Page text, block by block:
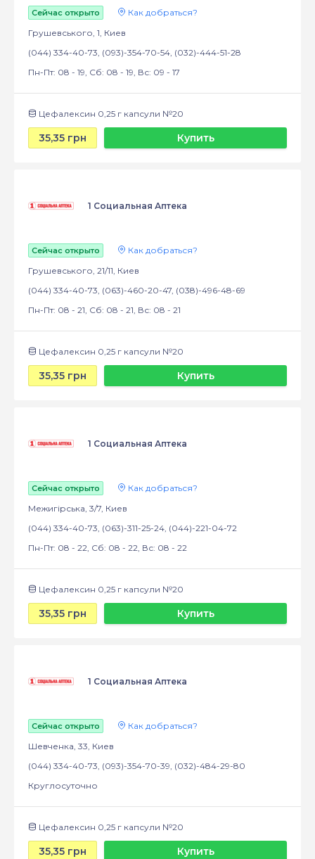
Сейчас открыто
Как добраться?
Грушевського, 1, Киев
(044) 334-40-73, (093)-354-70-54, (032)-444-51-28
Пн-Пт: 08 - 19, Сб: 08 - 19, Вс: 09 - 17
Цефалексин 0,25 г капсули №20
35,35 грн Купить
1 Социальная Аптека
Сейчас открыто
Как добраться?
Грушевського, 21/11, Киев
(044) 334-40-73, (063)-460-20-47, (038)-496-48-69
Пн-Пт: 08 - 21, Сб: 08 - 21, Вс: 08 - 21
Цефалексин 0,25 г капсули №20
35,35 грн Купить
1 Социальная Аптека
Сейчас открыто
Как добраться?
Межигірська, 3/7, Киев
(044) 334-40-73, (063)-311-25-24, (044)-221-04-72
Пн-Пт: 08 - 22, Сб: 08 - 22, Вс: 08 - 22
Цефалексин 0,25 г капсули №20
35,35 грн Купить
1 Социальная Аптека
Сейчас открыто
Как добраться?
Шевченка, 33, Киев
(044) 334-40-73, (093)-354-70-39, (032)-484-29-80
Круглосуточно
Цефалексин 0,25 г капсули №20
35,35 грн Купить